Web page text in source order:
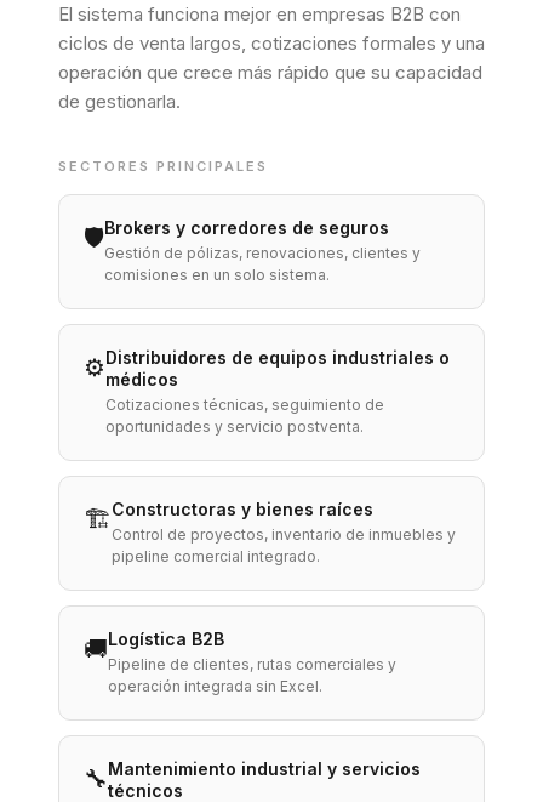
El sistema funciona mejor en empresas B2B con
ciclos de venta largos, cotizaciones formales y una
operación que crece más rápido que su capacidad
de gestionarla.
SECTORES PRINCIPALES
🛡️Brokers y corredores de seguros
Gestión de pólizas, renovaciones, clientes y
comisiones en un solo sistema.
⚙️Distribuidores de equipos industriales o
médicos
Cotizaciones técnicas, seguimiento de
oportunidades y servicio postventa.
🏗️Constructoras y bienes raíces
Control de proyectos, inventario de inmuebles y
pipeline comercial integrado.
🚚Logística B2B
Pipeline de clientes, rutas comerciales y
operación integrada sin Excel.
🔧Mantenimiento industrial y servicios
técnicos